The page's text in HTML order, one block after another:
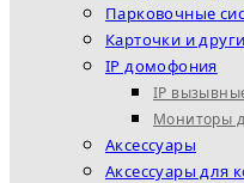
Парковочные
Карточки и
IP домофония
IP
Мониторы
Аксессуары
Аксессуары для